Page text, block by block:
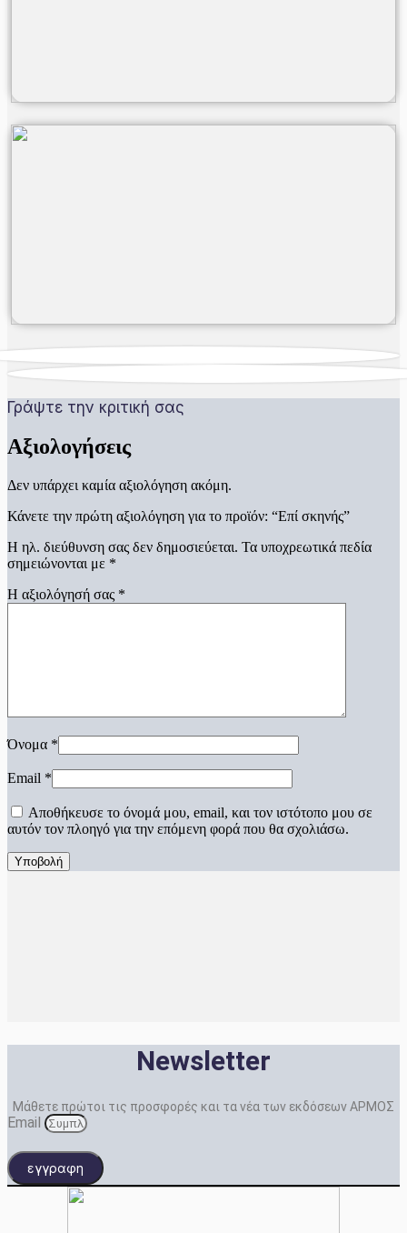
Γράψτε την κριτική σας
Αξιολογήσεις
Δεν υπάρχει καμία αξιολόγηση ακόμη.
Κάνετε την πρώτη αξιολόγηση για το προϊόν: “Επί σκηνής”
Η ηλ. διεύθυνση σας δεν δημοσιεύεται. Τα υποχρεωτικά πεδία
σημειώνονται με *
Η αξιολόγησή σας *
Όνομα *
Email *
Αποθήκευσε το όνομά μου, email, και τον ιστότοπο μου σε
αυτόν τον πλοηγό για την επόμενη φορά που θα σχολιάσω.
Newsletter
Μάθετε πρώτοι τις προσφορές και τα νέα των εκδόσεων ΑΡΜΟΣ
Email
εγγραφη